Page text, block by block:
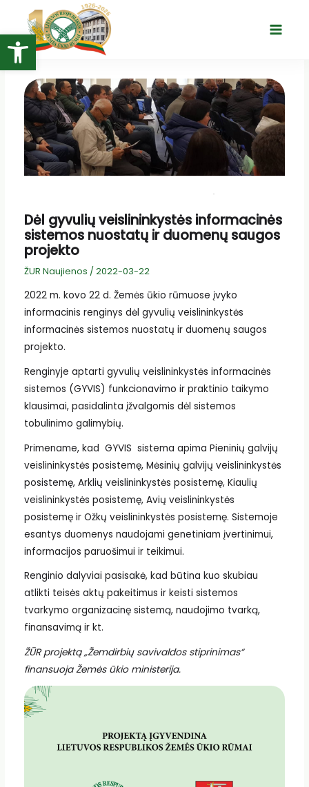
Open toolbar
turinio
Main
Dėl gyvulių veislininkystės informacinės
sistemos nuostatų ir duomenų saugos
projekto
ŽUR Naujienos / 2022-03-22
2022 m. kovo 22 d. Žemės ūkio rūmuose įvyko
informacinis renginys dėl gyvulių veislininkystės
informacinės sistemos nuostatų ir duomenų saugos
projekto.
Renginyje aptarti gyvulių veislininkystės informacinės
sistemos (GYVIS) funkcionavimo ir praktinio taikymo
klausimai, pasidalinta įžvalgomis dėl sistemos
tobulinimo galimybių.
Primename, kad GYVIS sistema apima Pieninių galvijų
veislininkystės posistemę, Mėsinių galvijų veislininkystės
posistemę, Arklių veislininkystės posistemę, Kiaulių
veislininkystės posistemę, Avių veislininkystės
posistemę ir Ožkų veislininkystės posistemę. Sistemoje
esantys duomenys naudojami genetiniam įvertinimui,
informacijos paruošimui ir teikimui.
Renginio dalyviai pasisakė, kad būtina kuo skubiau
atlikti teisės aktų pakeitimus ir keisti sistemos
tvarkymo organizacinę sistemą, naudojimo tvarką,
finansavimą ir kt.
ŽŪR projektą „Žemdirbių savivaldos stiprinimas“
finansuoja Žemės ūkio ministerija.